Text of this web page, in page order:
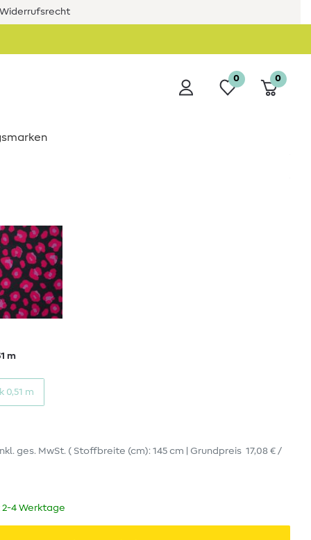
0 0
m
0,51 m
ges. MwSt. ( Stoffbreite (cm): 145 cm | Grundpreis 17,08 € /
4 Werktage